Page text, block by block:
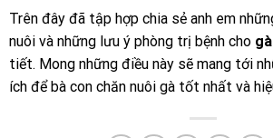
Trên đây đã tập hợp chia sẻ anh em
nuôi và những lưu ý phòng trị bệnh cho
tiết. Mong những điều này sẽ mang tới
ích để bà con chăn nuôi gà tốt nhất và